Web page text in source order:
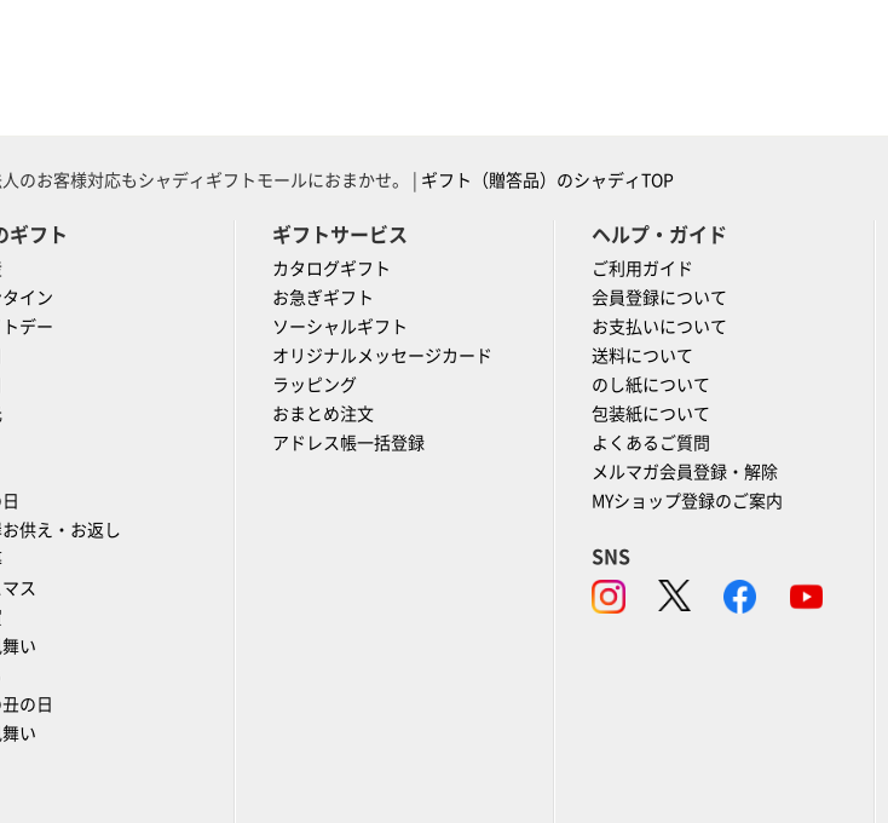
のお客様対応もシャディギフトモールにおまかせ。 | ギフト（贈答品）のシャディTOP
ギフト
イン
デー
供え・お返し
ス
い
の日
い
ギフトサービス
カタログギフト
お急ぎギフト
ソーシャルギフト
オリジナルメッセージカード
ラッピング
おまとめ注文
アドレス帳一括登録
ヘルプ・ガイド
ご利用ガイド
会員登録について
お支払いについて
送料について
のし紙について
包装紙について
よくあるご質問
メルマガ会員登録・解除
MYショップ登録のご案内
SNS